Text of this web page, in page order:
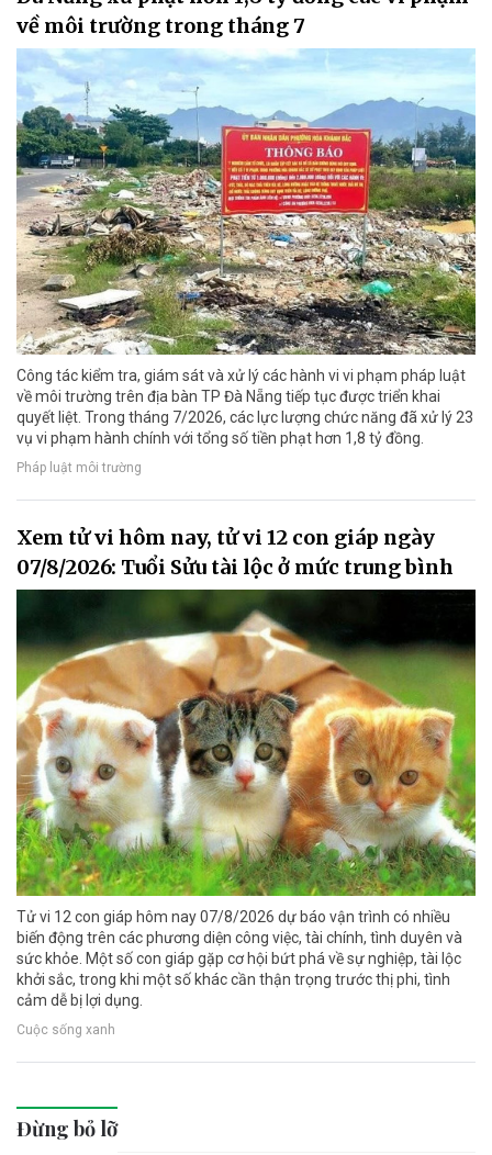
về môi trường trong tháng 7
Công tác kiểm tra, giám sát và xử lý các hành vi vi phạm pháp luật
về môi trường trên địa bàn TP Đà Nẵng tiếp tục được triển khai
quyết liệt. Trong tháng 7/2026, các lực lượng chức năng đã xử lý 23
vụ vi phạm hành chính với tổng số tiền phạt hơn 1,8 tỷ đồng.
Pháp luật môi trường
Xem tử vi hôm nay, tử vi 12 con giáp ngày
07/8/2026: Tuổi Sửu tài lộc ở mức trung bình
Tử vi 12 con giáp hôm nay 07/8/2026 dự báo vận trình có nhiều
biến động trên các phương diện công việc, tài chính, tình duyên và
sức khỏe. Một số con giáp gặp cơ hội bứt phá về sự nghiệp, tài lộc
khởi sắc, trong khi một số khác cần thận trọng trước thị phi, tình
cảm dễ bị lợi dụng.
Cuộc sống xanh
Đừng bỏ lỡ